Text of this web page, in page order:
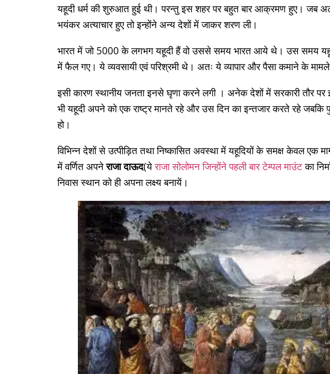
यहूदी धर्म की शुरुआत हुई थी। परन्तु इस शहर पर बहुत बार आक्रमण हुए। जब
भयंकर अत्याचार हुए तो इन्होंने अन्य देशों में जाकर शरण ली।
भारत में जो 5000 के लगभग यहूदी हैं वो उससे समय भारत आये थे। उस समय
में फैल गए। ये व्यवसायी एवं परिश्रमी थे। अतः ये व्यापार और पैसा कमाने के
इसी कारण स्थानीय जनता इनसे घृणा करने लगी । अनेक देशों में सरकारी तौर पर
भी यहूदी अपने को एक राष्ट्र मानते रहे और उस दिन का इन्तजार करते रहे जबकि
हो।
विभिन्न देशों से उत्पीड़ित तथा निष्कासित अवस्था में यहूदियों के समक्ष केवल एक
में वर्णित अपनेराजा दाऊद(येराजा सोलोमन जिन्होंने पहली बार टेम्पल माउंटका
निवास स्थान को ही अपना लक्ष्य बनायें।